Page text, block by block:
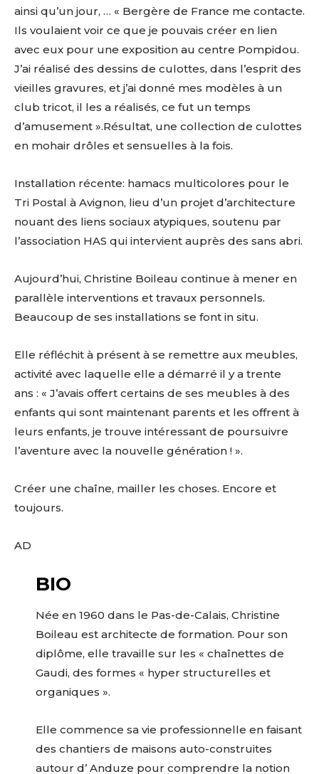
Adresse email*
Prénom
* Champ obligatoire
Nom
Prénom
Statut / Organisation
* Champ obligatoire
ainsi qu’un jour, … « Bergère de France me contacte.
Ils voulaient voir ce que je pouvais créer en lien
avec eux pour une exposition au centre Pompidou.
J’ai réalisé des dessins de culottes, dans l’esprit des
vieilles gravures, et j’ai donné mes modèles à un
club tricot, il les a réalisés, ce fut un temps
d’amusement ».Résultat, une collection de culottes
en mohair drôles et sensuelles à la fois.
Installation récente: hamacs multicolores pour le
Tri Postal à Avignon, lieu d’un projet d’architecture
nouant des liens sociaux atypiques, soutenu par
l’association HAS qui intervient auprès des sans abri.
Aujourd’hui, Christine Boileau continue à mener en
parallèle interventions et travaux personnels.
Beaucoup de ses installations se font in situ.
Elle réfléchit à présent à se remettre aux meubles,
activité avec laquelle elle a démarré il y a trente
ans : « J’avais offert certains de ses meubles à des
enfants qui sont maintenant parents et les offrent à
leurs enfants, je trouve intéressant de poursuivre
l’aventure avec la nouvelle génération ! ».
Créer une chaîne, mailler les choses. Encore et
toujours.
AD
BIO
Née en 1960 dans le Pas-de-Calais, Christine
Boileau est architecte de formation. Pour son
diplôme, elle travaille sur les « chaînettes de
Gaudi, des formes « hyper structurelles et
organiques ».
Elle commence sa vie professionnelle en faisant
des chantiers de maisons auto-construites
autour d’ Anduze pour comprendre la notion